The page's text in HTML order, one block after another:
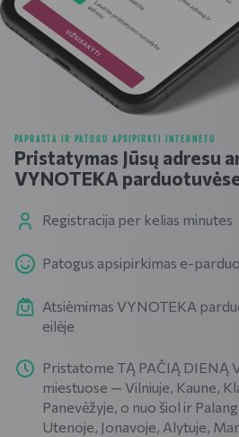
PAPRASTA IR PATOGU APSIPIRKTI INTERNETU
Pristatymas Jūsų adresu
VYNOTEKA
Registracija per kelias minutes
Patogus apsipirkimas e-
Atsiėmimas VYNOTEKA
eilėje
Pristatome TĄ PAČIĄ DIENĄ
miestuose — Vilniuje, Kaune,
Panevėžyje, o nuo šiol ir
Utenoje, Jonavoje, Alytuje,